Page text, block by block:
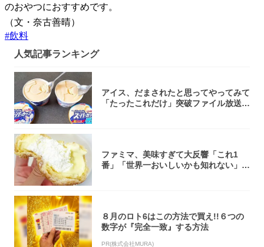
のおやつにおすすめです。
（文・奈古善晴）
#飲料
人気記事ランキング
アイス、だまされたと思ってやってみて
「たったこれだけ」突破ファイル放送で
ファミマ、美味すぎて大反響「これ1
番」「世界一おいしいかも知れない」
８月のロト6はこの方法で買え!!６つの
数字が『完全一致』する方法
PR(株式会社MURA)